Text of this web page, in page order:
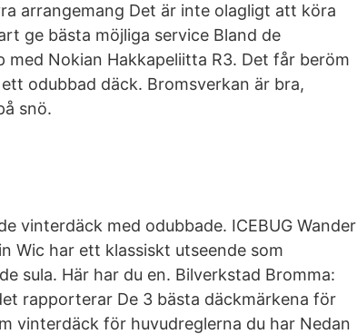
arrangemang Det är inte olagligt att köra
ge bästa möjliga service Bland de
Nokian Hakkapeliitta R3. Det får beröm
odubbad däck. Bromsverkan är bra,
snö.
vinterdäck med odubbade. ICEBUG Wander
Wic har ett klassiskt utseende som
sula. Här har du en. Bilverkstad Bromma:
rapporterar De 3 bästa däckmärkena för
vinterdäck för huvudreglerna du har Nedan